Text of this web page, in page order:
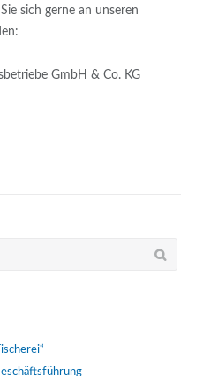
sich gerne an unseren
GmbH & Co. KG